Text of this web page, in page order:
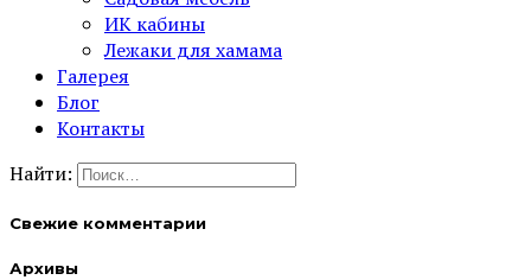
ИК кабины
Лежаки для хамама
Галерея
Блог
Контакты
Найти:
Свежие комментарии
Архивы